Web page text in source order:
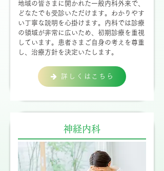
地域の皆さまに開かれた一般内科外来で、
どなたでも受診いただけます。わかりやす
い丁寧な説明を心掛けます。内科では診療
の領域が非常に広いため、初期診療を重視
しています。患者さまご自身の考えを尊重
し、治療方針を決定いたします。
詳しくはこちら
神経内科